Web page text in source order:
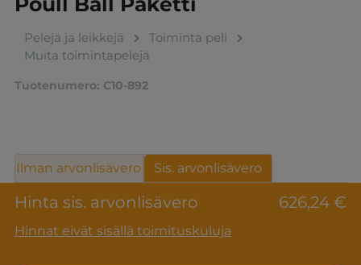
Pelejä ja leikkejä
Toiminta peli
Muita toimintapelejä
Tuotenumero: C10-892
Hinta sis. arvonlisävero 626,24 €
Hinnat eivät sisällä toimituskuluja
Ilman arvonlisävero Sis. arvonlisävero